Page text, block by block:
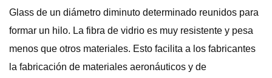
Glass de un diámetro diminuto determinado reunidos para
formar un hilo. La fibra de vidrio es muy resistente y pesa
menos que otros materiales. Esto facilita a los fabricantes
la fabricación de materiales aeronáuticos y de